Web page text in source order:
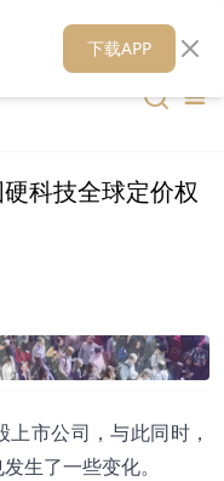
财华媒体矩阵 财华智库
科技全球定价权
市公司，与此同时，
生了一些变化。
下载APP